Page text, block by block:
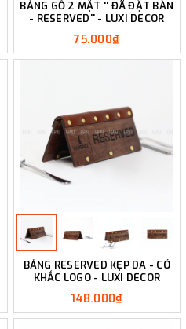
BẢNG GỖ 2 MẶT '' ĐÃ ĐẶT BÀN
- RESERVED'' - LUXI DECOR
75.000₫
BẢNG RESERVED KẸP DA - CÓ
KHẮC LOGO - LUXI DECOR
148.000₫